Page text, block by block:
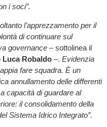
i soci”.
l’apprezzamento per il
di continuare sul
governance –sottolinea il
Luca Robaldo–. Evidenzia
fare squadra. È un
annullamento delle differenti
capacità di guardare al
il consolidamento della
Sistema Idrico Integrato”.